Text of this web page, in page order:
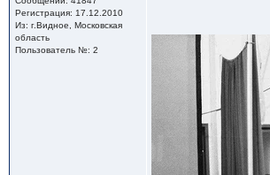
Регистрация: 17.12.2010
Из: г.Видное, Московская
область
Пользователь №: 2